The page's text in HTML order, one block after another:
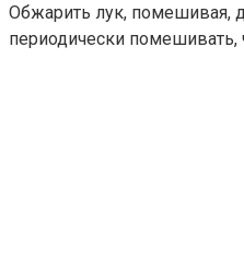
Обжарить лук, помешивая,
периодически